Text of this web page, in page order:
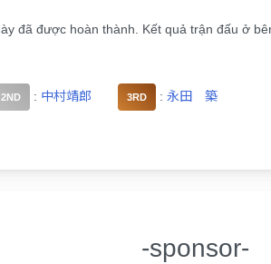
đã được hoàn thành. Kết quả trận đấu ở
2ND : 中村靖郎 3RD : 永田 築
-sponsor-